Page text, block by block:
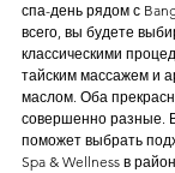
спа-день рядом с
всего, вы будете
классическими
тайским массажем и
маслом. Оба
совершенно разные.
поможет выбрать
Spa & Wellness в